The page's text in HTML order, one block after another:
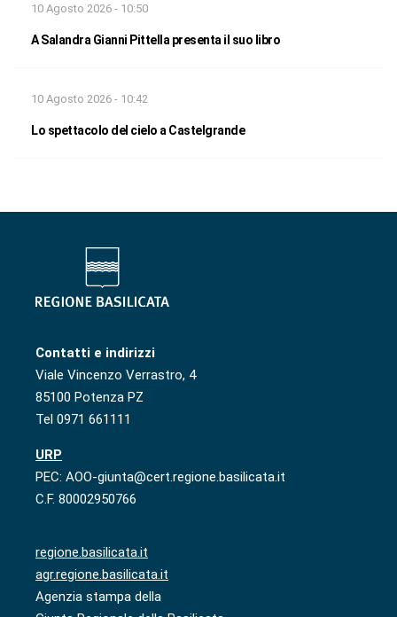
10 Agosto 2026 - 10:50
A Salandra Gianni Pittella presenta il suo libro
10 Agosto 2026 - 10:42
Lo spettacolo del cielo a Castelgrande
Contatti e indirizzi
Viale Vincenzo Verrastro, 4
85100 Potenza PZ
Tel 0971 661111
URP
PEC: AOO-giunta@cert.regione.basilicata.it
C.F. 80002950766
regione.basilicata.it
agr.regione.basilicata.it
Agenzia stampa della